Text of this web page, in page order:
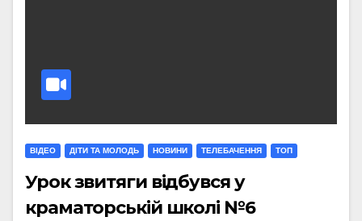
ВІДЕО ДІТИ ТА МОЛОДЬ НОВИНИ ТЕЛЕБАЧЕННЯ ТОП
Урок звитяги відбувся у
краматорській школі №6